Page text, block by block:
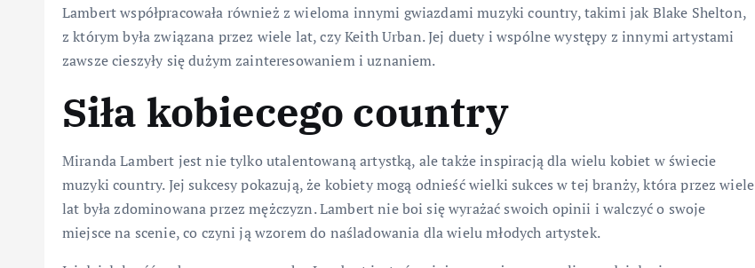
Lambert współpracowała również z wieloma innymi gwiazdami muzyki country, takimi jak Blake Shelton,
z którym była związana przez wiele lat, czy Keith Urban. Jej duety i wspólne występy z innymi artystami
zawsze cieszyły się dużym zainteresowaniem i uznaniem.
Siła kobiecego country
Miranda Lambert jest nie tylko utalentowaną artystką, ale także inspiracją dla wielu kobiet w świecie
muzyki country. Jej sukcesy pokazują, że kobiety mogą odnieść wielki sukces w tej branży, która przez wiele
lat była zdominowana przez mężczyzn. Lambert nie boi się wyrażać swoich opinii i walczyć o swoje
miejsce na scenie, co czyni ją wzorem do naśladowania dla wielu młodych artystek.